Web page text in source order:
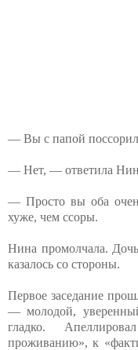
— Вы с папой
— Нет, — ответила
— Просто вы оба
хуже, чем ссоры.
Нина промолчала.
казалось со стороны.
Первое заседание
— молодой,
гладко.
проживанию», к